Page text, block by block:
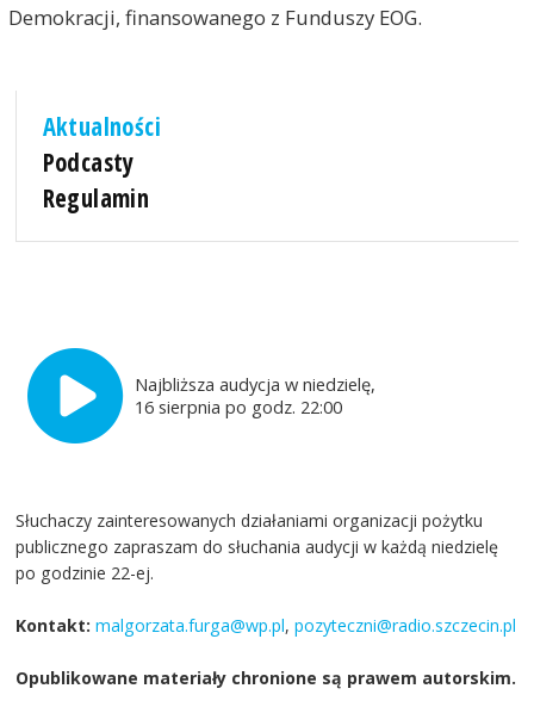
Demokracji, finansowanego z Funduszy EOG.
Aktualności
Podcasty
Regulamin
Najbliższa audycja w niedzielę,
16 sierpnia po godz. 22:00
Słuchaczy zainteresowanych działaniami organizacji pożytku
publicznego zapraszam do słuchania audycji w każdą niedzielę
po godzinie 22-ej.
Kontakt: malgorzata.furga@wp.pl,pozyteczni@radio.szczecin.pl
Opublikowane materiały chronione są prawem autorskim.